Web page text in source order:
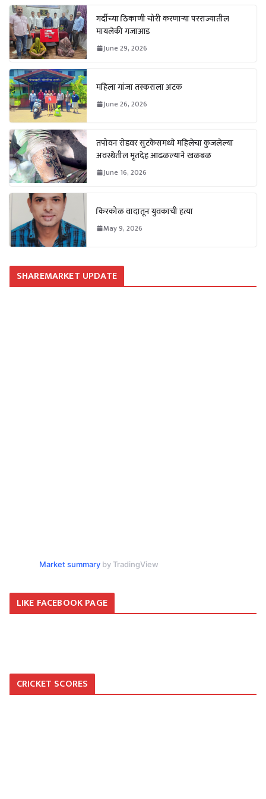
गर्दीच्या ठिकाणी चोरी करणाऱ्या परराज्यातील
मायलेकी गजाआड
June 29, 2026
महिला गांजा तस्कराला अटक
June 26, 2026
तपोवन रोडवर सुटकेसमध्ये महिलेचा कुजलेल्या
अवस्थेतील मृतदेह आढळल्याने खळबळ
June 16, 2026
किरकोळ वादातून युवकाची हत्या
May 9, 2026
SHAREMARKET UPDATE
Market summaryby TradingView
LIKE FACEBOOK PAGE
CRICKET SCORES